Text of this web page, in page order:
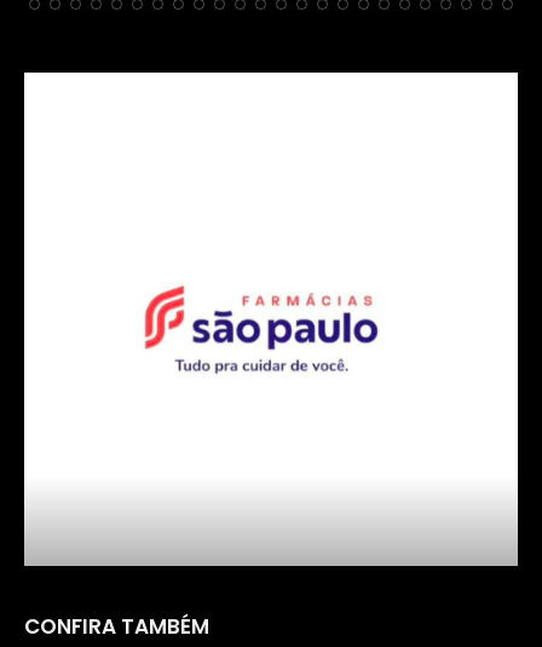
CONFIRA TAMBÉM